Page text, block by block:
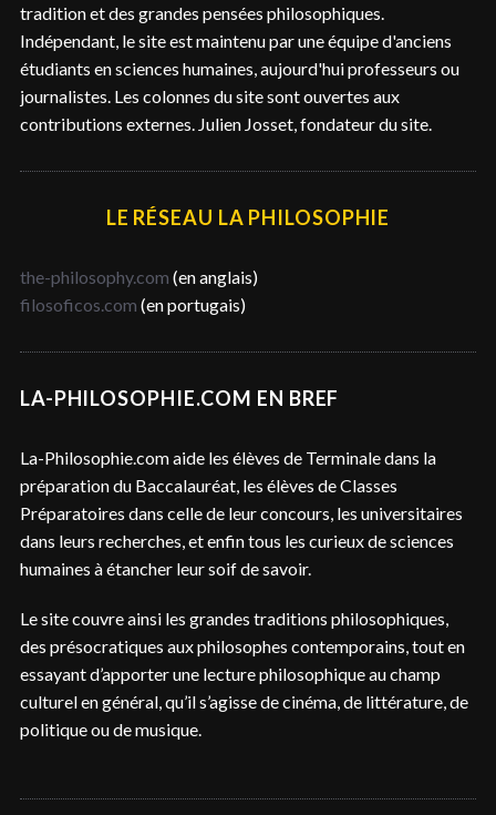
tradition et des grandes pensées philosophiques.
Indépendant, le site est maintenu par une équipe d'anciens
étudiants en sciences humaines, aujourd'hui professeurs ou
journalistes. Les colonnes du site sont ouvertes aux
contributions externes. Julien Josset, fondateur du site.
LE RÉSEAU LA PHILOSOPHIE
the-philosophy.com (en anglais)
filosoficos.com (en portugais)
LA-PHILOSOPHIE.COM EN BREF
La-Philosophie.com aide les élèves de Terminale dans la
préparation du Baccalauréat, les élèves de Classes
Préparatoires dans celle de leur concours, les universitaires
dans leurs recherches, et enfin tous les curieux de sciences
humaines à étancher leur soif de savoir.
Le site couvre ainsi les grandes traditions philosophiques,
des présocratiques aux philosophes contemporains, tout en
essayant d’apporter une lecture philosophique au champ
culturel en général, qu’il s’agisse de cinéma, de littérature, de
politique ou de musique.